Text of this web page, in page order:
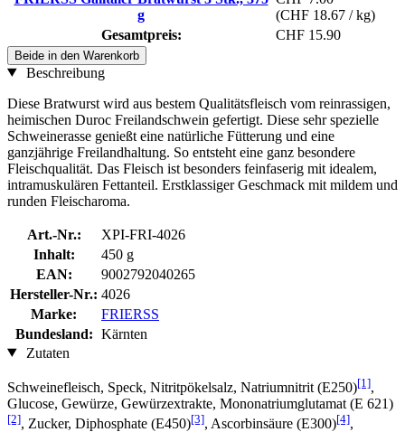
g
(CHF 18.67 / kg)
Gesamtpreis:
CHF 15.90
Beide in den Warenkorb
Beschreibung
Diese Bratwurst wird aus bestem Qualitätsfleisch vom reinrassigen,
heimischen Duroc Freilandschwein gefertigt. Diese sehr spezielle
Schweinerasse genießt eine natürliche Fütterung und eine
ganzjährige Freilandhaltung. So entsteht eine ganz besondere
Fleischqualität. Das Fleisch ist besonders feinfaserig mit idealem,
intramuskulären Fettanteil. Erstklassiger Geschmack mit mildem und
runden Fleischaroma.
Art.-Nr.:
XPI-FRI-4026
Inhalt:
450 g
EAN:
9002792040265
Hersteller-Nr.: 4026
Marke:
FRIERSS
Bundesland: Kärnten
Zutaten
Schweinefleisch, Speck, Nitritpökelsalz, Natriumnitrit (E250)[1],
Glucose, Gewürze, Gewürzextrakte, Mononatriumglutamat (E 621)
[2], Zucker, Diphosphate (E450)[3], Ascorbinsäure (E300)[4],